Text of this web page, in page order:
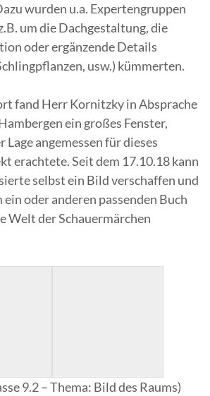
wurden u.a. Expertengruppen
um die Dachgestaltung, die
oder ergänzende Details
usw.) kümmerten.
fand Herr Kornitzky in Absprache
ein großes Fenster,
Lage angemessen für dieses
erachtete. Seit dem 17.10.18 kann
selbst ein Bild verschaffen und
oder anderen passenden Buch
Welt der Schauermärchen
9.2 – Thema: Bild des Raums)